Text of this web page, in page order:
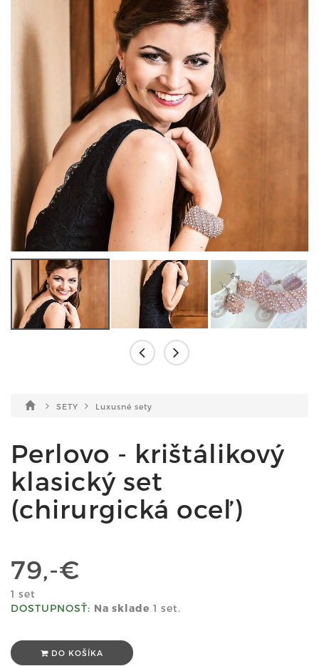
SETY Luxusné sety
Perlovo - krištálikový
klasický set
(chirurgická oceľ)
79,-€
1 set
DOSTUPNOSŤ: Na sklade 1 set.
DO KOŠÍKA